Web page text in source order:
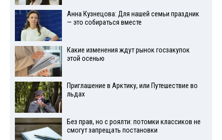
Анна Кузнецова: Для нашей семьи праздник
— это собираться вместе
Какие изменения ждут рынок госзакупок
этой осенью
Приглашение в Арктику, или Путешествие во
льдах
Без прав, но с роялти: потомки классиков не
смогут запрещать постановки